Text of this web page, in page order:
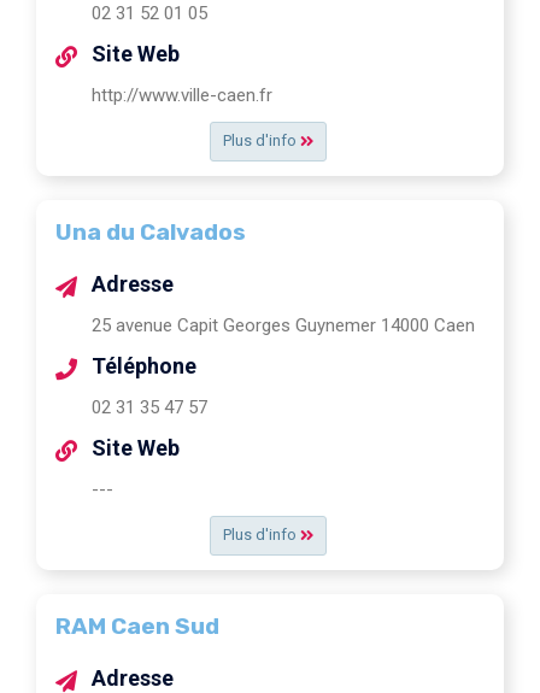
Plus d'info
02 31 52 01 05
Site Web
http://www.ville-caen.fr
Una du Calvados
Plus d'info
Adresse
25 avenue Capit Georges Guynemer 14000 Caen
Téléphone
02 31 35 47 57
Site Web
---
RAM Caen Sud
Adresse